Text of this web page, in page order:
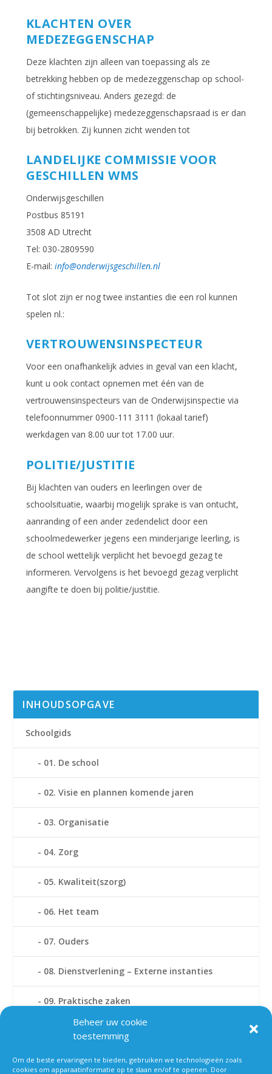
Beheer uw cookie
toestemming
Om de beste ervaringen te bieden, gebruiken we technologieën zoals
cookies om apparaatinformatie op te slaan en/of te openen. Door
KLACHTEN OVER
MEDEZEGGENSCHAP
Deze klachten zijn alleen van toepassing als ze
betrekking hebben op de medezeggenschap op school-
of stichtingsniveau. Anders gezegd: de
(gemeenschappelijke) medezeggenschapsraad is er dan
bij betrokken. Zij kunnen zicht wenden tot
LANDELIJKE COMMISSIE VOOR
GESCHILLEN WMS
Onderwijsgeschillen
Postbus 85191
3508 AD Utrecht
Tel: 030-2809590
E-mail: info@onderwijsgeschillen.nl
Tot slot zijn er nog twee instanties die een rol kunnen
spelen nl.:
VERTROUWENSINSPECTEUR
Voor een onafhankelijk advies in geval van een klacht,
kunt u ook contact opnemen met één van de
vertrouwensinspecteurs van de Onderwijsinspectie via
telefoonnummer 0900-111 3111 (lokaal tarief)
werkdagen van 8.00 uur tot 17.00 uur.
POLITIE/JUSTITIE
Bij klachten van ouders en leerlingen over de
schoolsituatie, waarbij mogelijk sprake is van ontucht,
aanranding of een ander zedendelict door een
schoolmedewerker jegens een minderjarige leerling, is
de school wettelijk verplicht het bevoegd gezag te
informeren. Vervolgens is het bevoegd gezag verplicht
aangifte te doen bij politie/justitie.
INHOUDSOPGAVE
Schoolgids
01. De school
02. Visie en plannen komende jaren
03. Organisatie
04. Zorg
05. Kwaliteit(szorg)
06. Het team
07. Ouders
08. Dienstverlening – Externe instanties
09. Praktische zaken
10. Namen en adressen
11. Bijlage Passend Onderwijs